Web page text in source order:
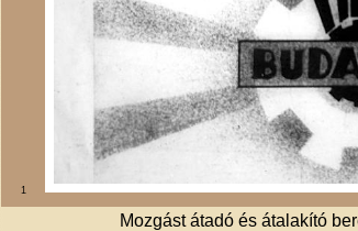
1
Mozgást átadó és átalakító